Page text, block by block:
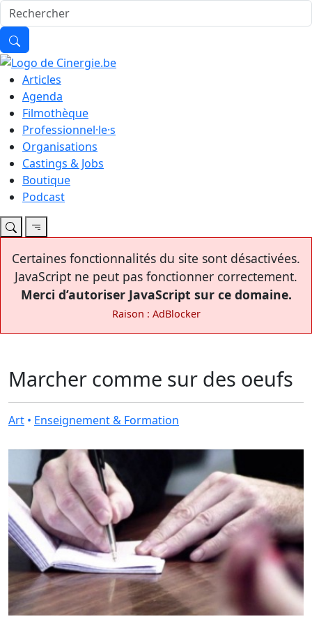
Articles
Agenda
Filmothèque
Professionnel·le·s
Organisations
Castings & Jobs
Boutique
Podcast
Certaines fonctionnalités du site sont désactivées.
JavaScript ne peut pas fonctionner correctement.
Merci d’autoriser JavaScript sur ce domaine.
Raison : AdBlocker
Marcher comme sur des oeufs
Art • Enseignement & Formation